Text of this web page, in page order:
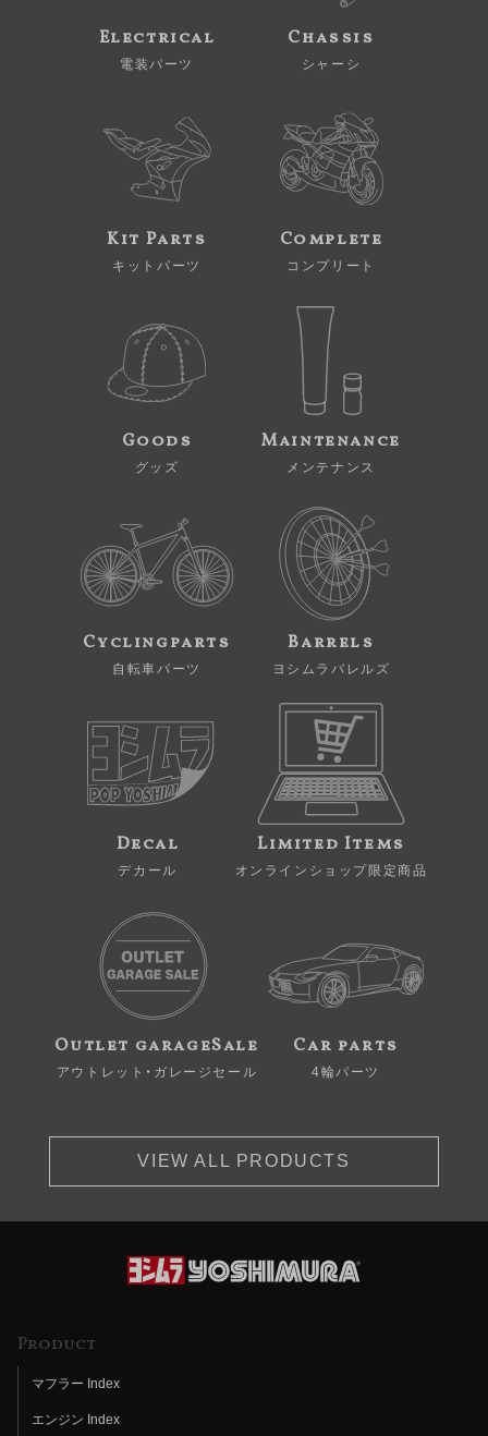
Electrical
電装パーツ
Chassis
シャーシ
Kit Parts
キットパーツ
Complete
コンプリート
Goods
グッズ
Maintenance
メンテナンス
Cyclingparts
自転車パーツ
Barrels
ヨシムラバレルズ
Decal
デカール
Limited Items
オンラインショップ限定商品
Outlet garageSale
アウトレット・ガレージセール
Car parts
4輪パーツ
VIEW ALL PRODUCTS
Product
マフラー Index
エンジン Index